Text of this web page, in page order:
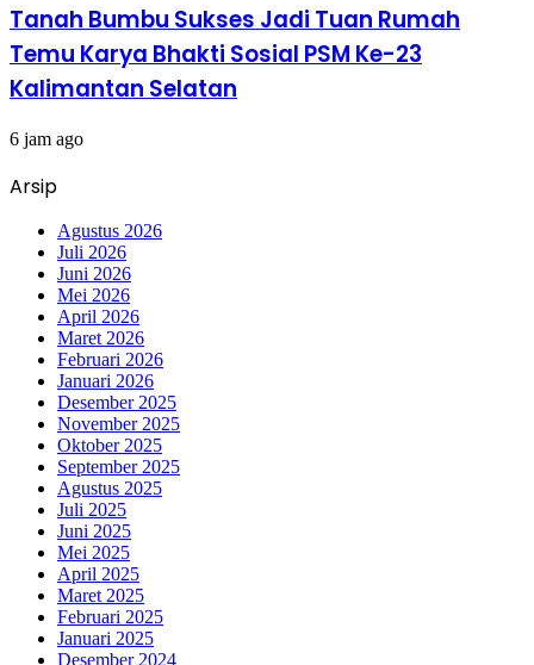
Tanah Bumbu Sukses Jadi Tuan Rumah
Temu Karya Bhakti Sosial PSM Ke-23
Kalimantan Selatan
6 jam ago
Arsip
Agustus 2026
Juli 2026
Juni 2026
Mei 2026
April 2026
Maret 2026
Februari 2026
Januari 2026
Desember 2025
November 2025
Oktober 2025
September 2025
Agustus 2025
Juli 2025
Juni 2025
Mei 2025
April 2025
Maret 2025
Februari 2025
Januari 2025
Desember 2024